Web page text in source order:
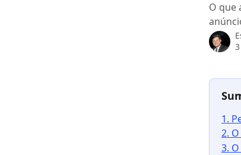
O que
1.
2.
3.